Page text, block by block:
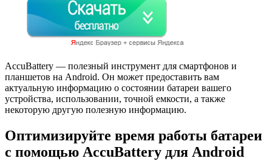
Accu​Battery — полезный инструмент для смартфонов и
планшетов на Android. Он может предоставить вам
актуальную информацию о состоянии батареи вашего
устройства, использовании, точной емкости, а также
некоторую другую полезную информацию.
Оптимизируйте время работы батареи
с помощью Accu​Battery для Android